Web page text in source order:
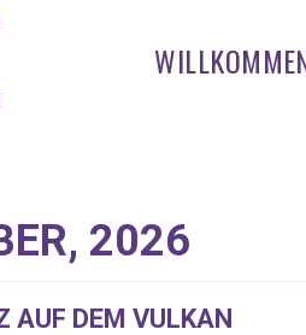
2026
AUF DEM VULKAN